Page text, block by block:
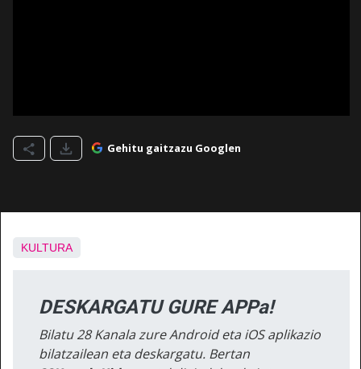
Gehitu gaitzazu Googlen
KULTURA
DESKARGATU GURE APPa!
Bilatu 28 Kanala zure Android eta iOS aplikazio
bilatzailean eta deskargatu. Bertan